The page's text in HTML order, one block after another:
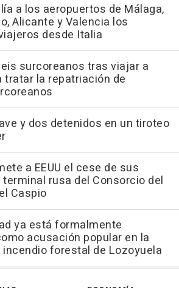
a los aeropuertos de Málaga,
Alicante y Valencia los
desde Italia
surcoreanos tras viajar a
tratar la repatriación de
y dos detenidos en un tiroteo
a EEUU el cese de sus
rusa del Consorcio del
Caspio
ya está formalmente
acusación popular en la
incendio forestal de Lozoyuela